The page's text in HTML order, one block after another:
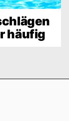
häufig